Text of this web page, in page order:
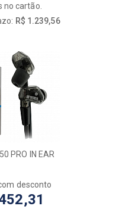
no cartão.
R$ 1.239,56
PRO IN EAR
desconto